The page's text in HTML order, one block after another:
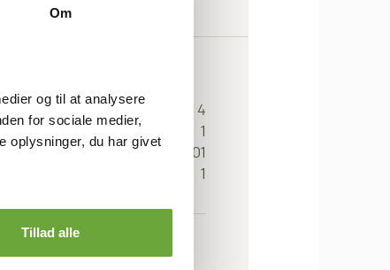
Om
og til at analysere
for sociale medier,
oplysninger, du har givet
Tillad alle
4
1
101
1